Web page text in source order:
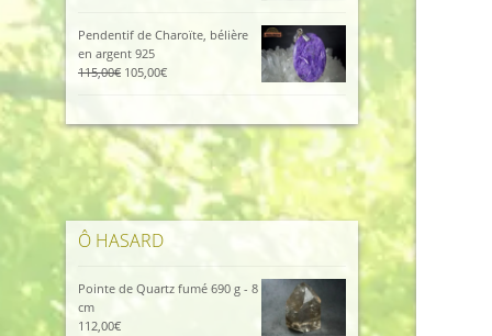
était :
96,00€.
est :
86,00€.
Pendentif de Charoïte, bélière
en argent 925
115,00€ Le
était :
115,00€.
105,00€Le
est :
105,00€.
Ô HASARD
Pointe de Quartz fumé 690 g - 8
cm
112,00€